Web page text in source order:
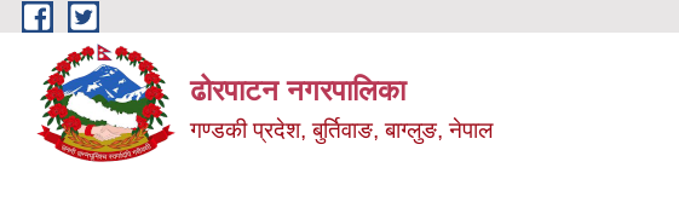
Skip to main content
ढोरपाटन नगरपालिका
गण्डकी प्रदेश, बुर्तिवाङ, बाग्लुङ, नेपाल